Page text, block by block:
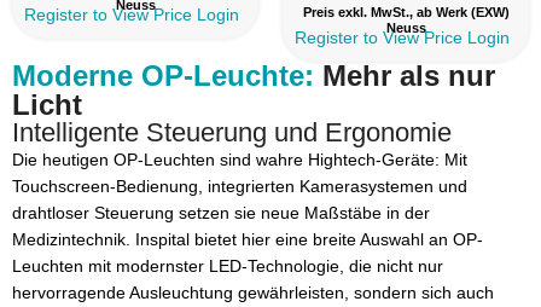
Neuss
Register to View Price Login
Preis exkl. MwSt., ab Werk (EXW)
Neuss
Register to View Price Login
Moderne OP-Leuchte: Mehr als nur
Licht
Intelligente Steuerung und Ergonomie
Die heutigen OP-Leuchten sind wahre Hightech-Geräte: Mit
Touchscreen-Bedienung, integrierten Kamerasystemen und
drahtloser Steuerung setzen sie neue Maßstäbe in der
Medizintechnik. Inspital bietet hier eine breite Auswahl an OP-
Leuchten mit modernster LED-Technologie, die nicht nur
hervorragende Ausleuchtung gewährleisten, sondern sich auch